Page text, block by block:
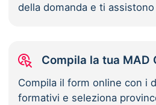
della domanda e ti
Compila la tua MAD
Compila il form online con i
formativi e seleziona